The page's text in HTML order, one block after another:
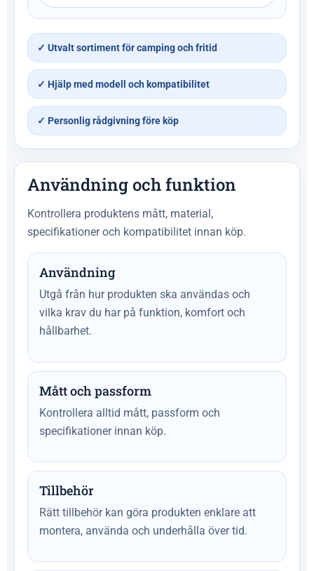
✓ Utvalt sortiment för camping och fritid
✓ Hjälp med modell och kompatibilitet
✓ Personlig rådgivning före köp
Användning och funktion
Kontrollera produktens mått, material,
specifikationer och kompatibilitet innan köp.
Användning
Utgå från hur produkten ska användas och
vilka krav du har på funktion, komfort och
hållbarhet.
Mått och passform
Kontrollera alltid mått, passform och
specifikationer innan köp.
Tillbehör
Rätt tillbehör kan göra produkten enklare att
montera, använda och underhålla över tid.